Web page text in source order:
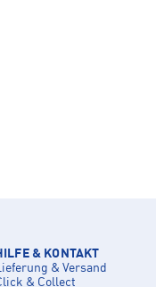
& KONTAKT
& Versand
& Collect